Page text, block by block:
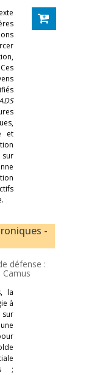
et
-
défense :
Camus
la
à
sur
;